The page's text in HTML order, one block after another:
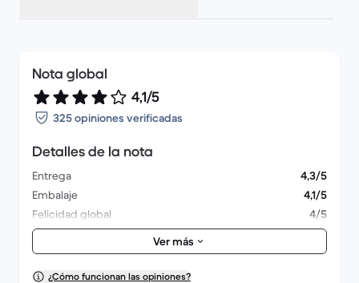
Nota global
4,1/5
325 opiniones verificadas
Detalles de la nota
Entrega
4,3/5
Embalaje
4,1/5
Felicidad global
4/5
Aspecto exterior
4,1/5
Ver más
¿Cómo funcionan las opiniones?